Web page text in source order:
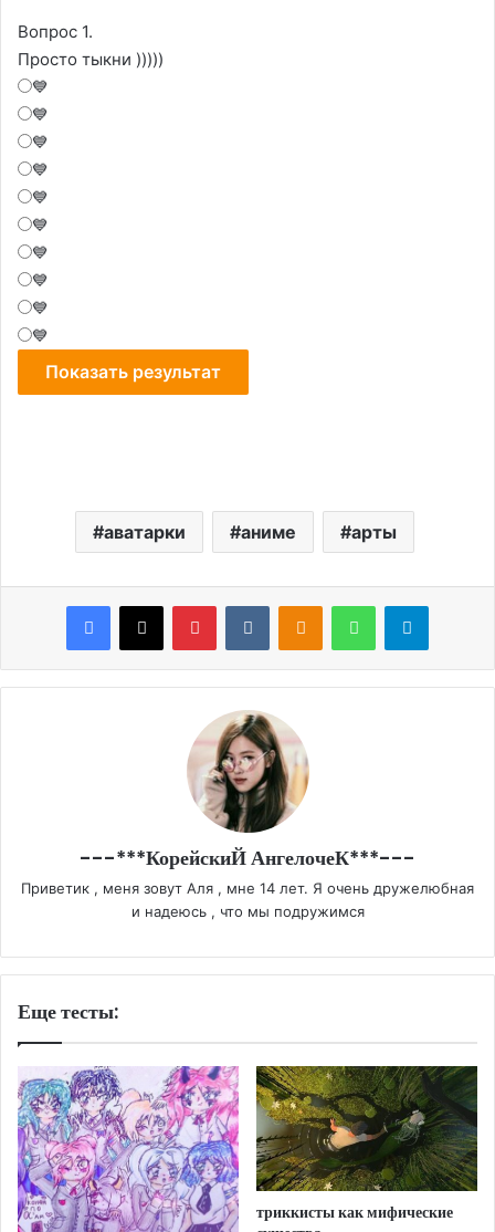
Вопрос 1.
Просто тыкни )))))
💙
💙
💙
💙
💙
💙
💙
💙
💙
💙
аватарки аниме арты
---***КорейскиЙ АнгелочеК***---
Приветик , меня зовут Аля , мне 14 лет. Я очень дружелюбная
и надеюсь , что мы подружимся
Еще тесты:
триккисты как мифические